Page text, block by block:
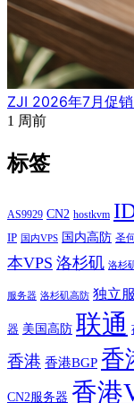
ZJI 2026年7月促
1 周前
标签
AS9929 CN2 hostkvm
IP 国内VPS 国内高防 圣
本VPS 洛杉矶 洛杉
服务器 洛杉矶高防 独立
器 美国高防 联通
香港 香港BGP 香
CN2服务器 香港